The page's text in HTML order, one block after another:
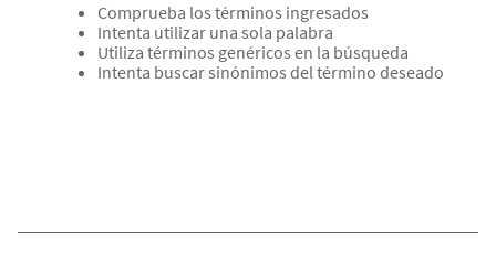
Comprueba los términos ingresados
Intenta utilizar una sola palabra
Utiliza términos genéricos en la búsqueda
Intenta buscar sinónimos del término deseado